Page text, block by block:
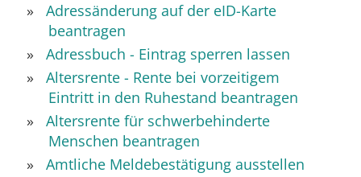
Adressänderung auf der eID-Karte
beantragen
Adressbuch - Eintrag sperren lassen
Altersrente - Rente bei vorzeitigem
Eintritt in den Ruhestand beantragen
Altersrente für schwerbehinderte
Menschen beantragen
Amtliche Meldebestätigung ausstellen